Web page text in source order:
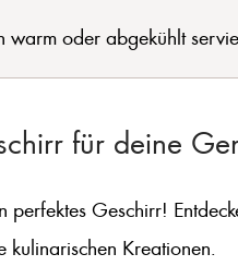
warm oder abgekühlt
für deine
perfektes Geschirr!
Kreationen.